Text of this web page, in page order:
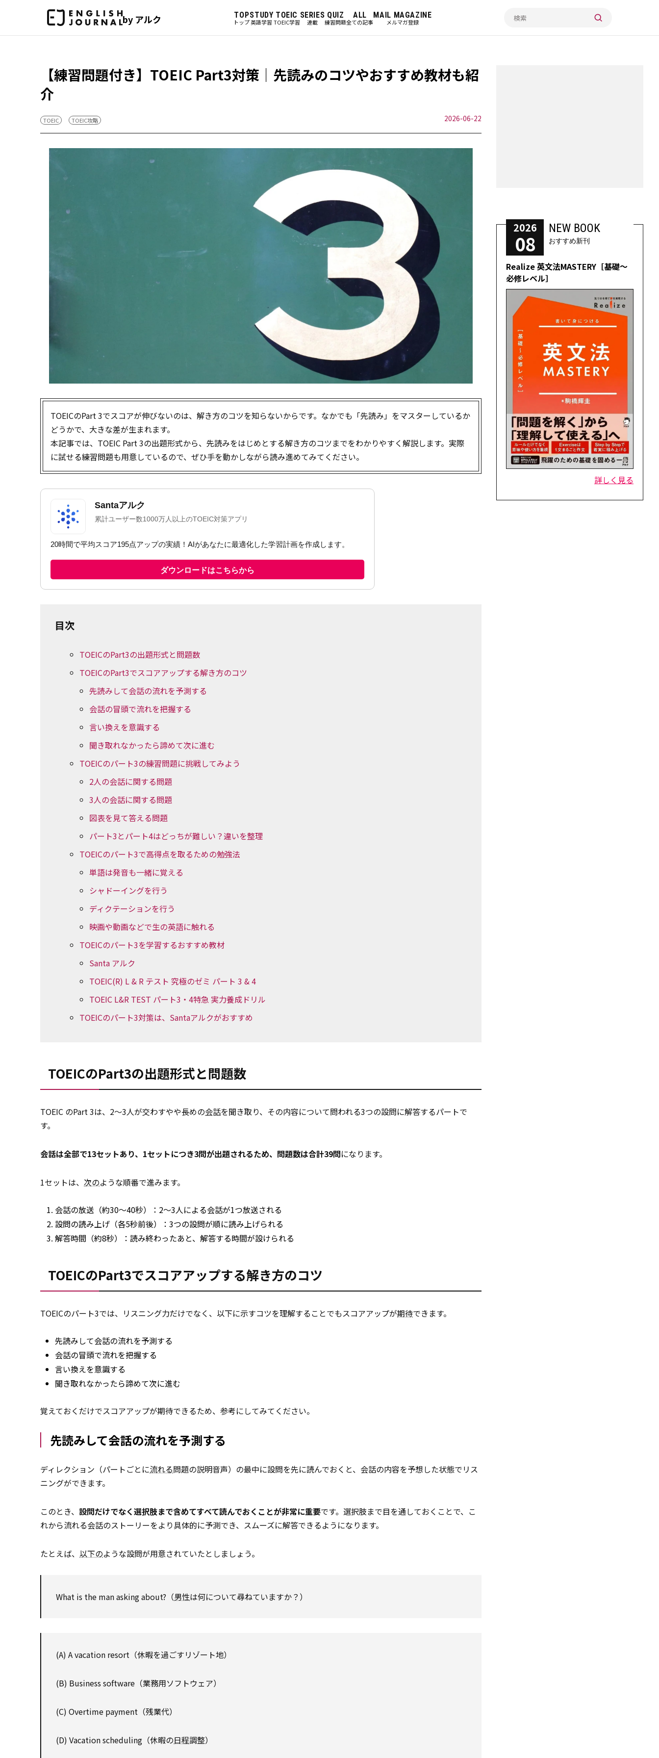
by アルク TOP
トップ
STUDY
英語学習
TOEIC
TOEIC学習
SERIES
連載
QUIZ
練習問題
ALL
全ての記事
MAIL MAGAZINE
メルマガ登録
【練習問題付き】TOEIC Part3対策｜先読みのコツやおすすめ教材も紹
介
TOEIC TOEIC攻略 2026-06-22
TOEICのPart 3でスコアが伸びないのは、解き方のコツを知らないからです。なかでも「先読み」をマスターしているか
どうかで、大きな差が生まれます。
本記事では、TOEIC Part 3の出題形式から、先読みをはじめとする解き方のコツまでをわかりやすく解説します。実際
に試せる練習問題も用意しているので、ぜひ手を動かしながら読み進めてみてください。
目次
TOEICのPart3の出題形式と問題数
TOEICのPart3でスコアアップする解き方のコツ
先読みして会話の流れを予測する
会話の冒頭で流れを把握する
言い換えを意識する
聞き取れなかったら諦めて次に進む
TOEICのパート3の練習問題に挑戦してみよう
2人の会話に関する問題
3人の会話に関する問題
図表を見て答える問題
パート3とパート4はどっちが難しい？違いを整理
TOEICのパート3で高得点を取るための勉強法
単語は発音も一緒に覚える
シャドーイングを行う
ディクテーションを行う
映画や動画などで生の英語に触れる
TOEICのパート3を学習するおすすめ教材
Santa アルク
TOEIC(R) L & R テスト 究極のゼミ パート 3 & 4
TOEIC L&R TEST パート3・4特急 実力養成ドリル
TOEICのパート3対策は、Santaアルクがおすすめ
TOEICのPart3の出題形式と問題数
TOEIC のPart 3は、2〜3人が交わすやや長めの会話を聞き取り、その内容について問われる3つの設問に解答するパートで
す。
会話は全部で13セットあり、1セットにつき3問が出題されるため、問題数は合計39問になります。
1セットは、 次のような順番で進みます。
会話の放送（約30〜40秒）：2〜3人による会話が1つ放送される
設問の読み上げ（各5秒前後）：3つの設問が順に読み上げられる
解答時間（約8秒）：読み終わったあと、解答する時間が設けられる
TOEICのPart3でスコアアップする解き方のコツ
TOEICのパート3では、リスニング力だけでなく、以下に示すコツを理解することでもスコアアップが期待できます。
先読みして会話の流れを予測する
会話の冒頭で流れを把握する
言い換えを意識する
聞き取れなかったら諦めて次に進む
覚えておくだけでスコアアップが期待できるため、参考にしてみてください。
先読みして会話の流れを予測する
ディレクション（パートごとに流れる問題の説明音声）の最中に設問を先に読んでおくと、会話の内容を予想した状態でリス
ニングができます。
このとき、 設問だけでなく選択肢まで含めてすべて読んでおくことが非常に重要です。選択肢まで目を通しておくことで、こ
れから流れる会話のストーリーをより具体的に予測でき、スムーズに解答できるようになります。
たとえば、 以下のような設問が用意されていたとしましょう。
What is the man asking about?（男性は何について尋ねていますか？）
(A) A vacation resort（休暇を過ごすリゾート地）
(B) Business software（業務用ソフトウェア）
(C) Overtime payment（残業代）
(D) Vacation scheduling（休暇の日程調整）
2026
08
NEW BOOK
おすすめ新刊
Realize 英文法MASTERY［基礎～
必修レベル］
詳しく見る